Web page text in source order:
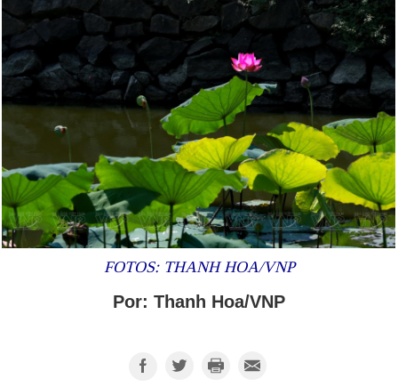
FOTOS: THANH HOA/VNP
Por: Thanh Hoa/VNP